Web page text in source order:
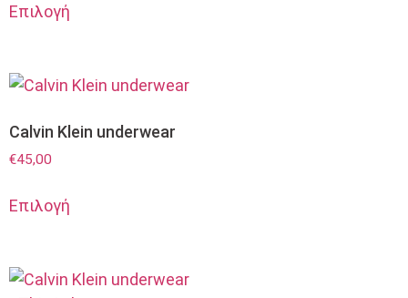
Επιλογή
Calvin Klein underwear
€45,00
Επιλογή